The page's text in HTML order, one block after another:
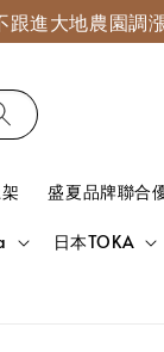
進大地農園調
盛夏品牌聯合
日本TOKA